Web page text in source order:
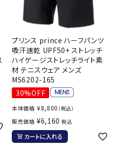
プリンス prince ハーフパンツ
吸汗速乾 UPF50+ ストレッチ
ハイゲージストレッチライト素
材 テニスウェア メンズ
MS6202-165
30%OFF
本体価格 ¥8,800 （税込）
販売価格 ¥6,160 税込
カートに入れる